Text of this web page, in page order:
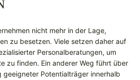
nicht mehr in der Lage,
zu besetzen. Viele setzen daher auf
Personalberatungen, um
zu finden. Ein anderer Weg führt über
geeigneter Potentialträger innerhalb